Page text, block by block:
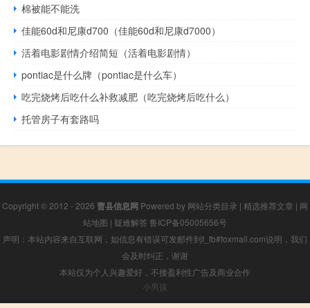
棉被能不能洗
佳能60d和尼康d700（佳能60d和尼康d7000）
活着电影剧情介绍简短（活着电影剧情）
pontiac是什么牌（pontiac是什么车）
吃完烧烤后吃什么补救减肥（吃完烧烤后吃什么）
托管房子有套路吗
Copyright © 2012 - 2026 曹县信息网 Powered by 网站分类目录 | 精选推荐文章 | 网
站地图 | 疑难解答 鲁ICP备05005656号
声明：本站内容来自互联网，如信息有错误可发邮件到f_fb#foxmail.com说明，我们
会及时纠正，谢谢
本站仅为个人兴趣爱好，不接盈利性广告及商业合作
小男孩